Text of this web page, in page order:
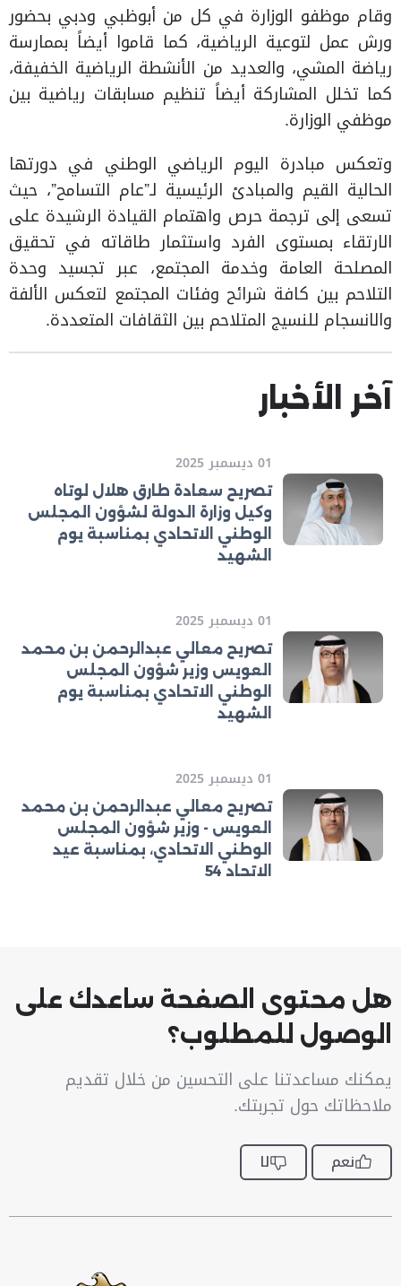
وقام موظفو الوزارة في كل من أبوظبي ودبي بحضور
ورش عمل لتوعية الرياضية، كما قاموا أيضاً بممارسة
رياضة المشي، والعديد من الأنشطة الرياضية الخفيفة،
كما تخلل المشاركة أيضاً تنظيم مسابقات رياضية بين
موظفي الوزارة.
وتعكس مبادرة اليوم الرياضي الوطني في دورتها
الحالية القيم والمبادئ الرئيسية لـ”عام التسامح”، حيث
تسعى إلى ترجمة حرص واهتمام القيادة الرشيدة على
الارتقاء بمستوى الفرد واستثمار طاقاته في تحقيق
المصلحة العامة وخدمة المجتمع، عبر تجسيد وحدة
التلاحم بين كافة شرائح وفئات المجتمع لتعكس الألفة
والانسجام للنسيج المتلاحم بين الثقافات المتعددة.
آخر الأخبار
01 ديسمبر 2025
تصريح سعادة طارق هلال لوتاه
وكيل وزارة الدولة لشؤون المجلس
الوطني الاتحادي بمناسبة يوم
الشهيد
01 ديسمبر 2025
تصريح معالي عبدالرحمن بن محمد
العويس وزير شؤون المجلس
الوطني الاتحادي بمناسبة يوم
الشهيد
01 ديسمبر 2025
تصريح معالي عبدالرحمن بن محمد
العويس - وزير شؤون المجلس
الوطني الاتحادي، بمناسبة عيد
الاتحاد 54
هل محتوى الصفحة ساعدك على
الوصول للمطلوب؟
يمكنك مساعدتنا على التحسين من خلال تقديم
ملاحظاتك حول تجربتك.
نعم لا